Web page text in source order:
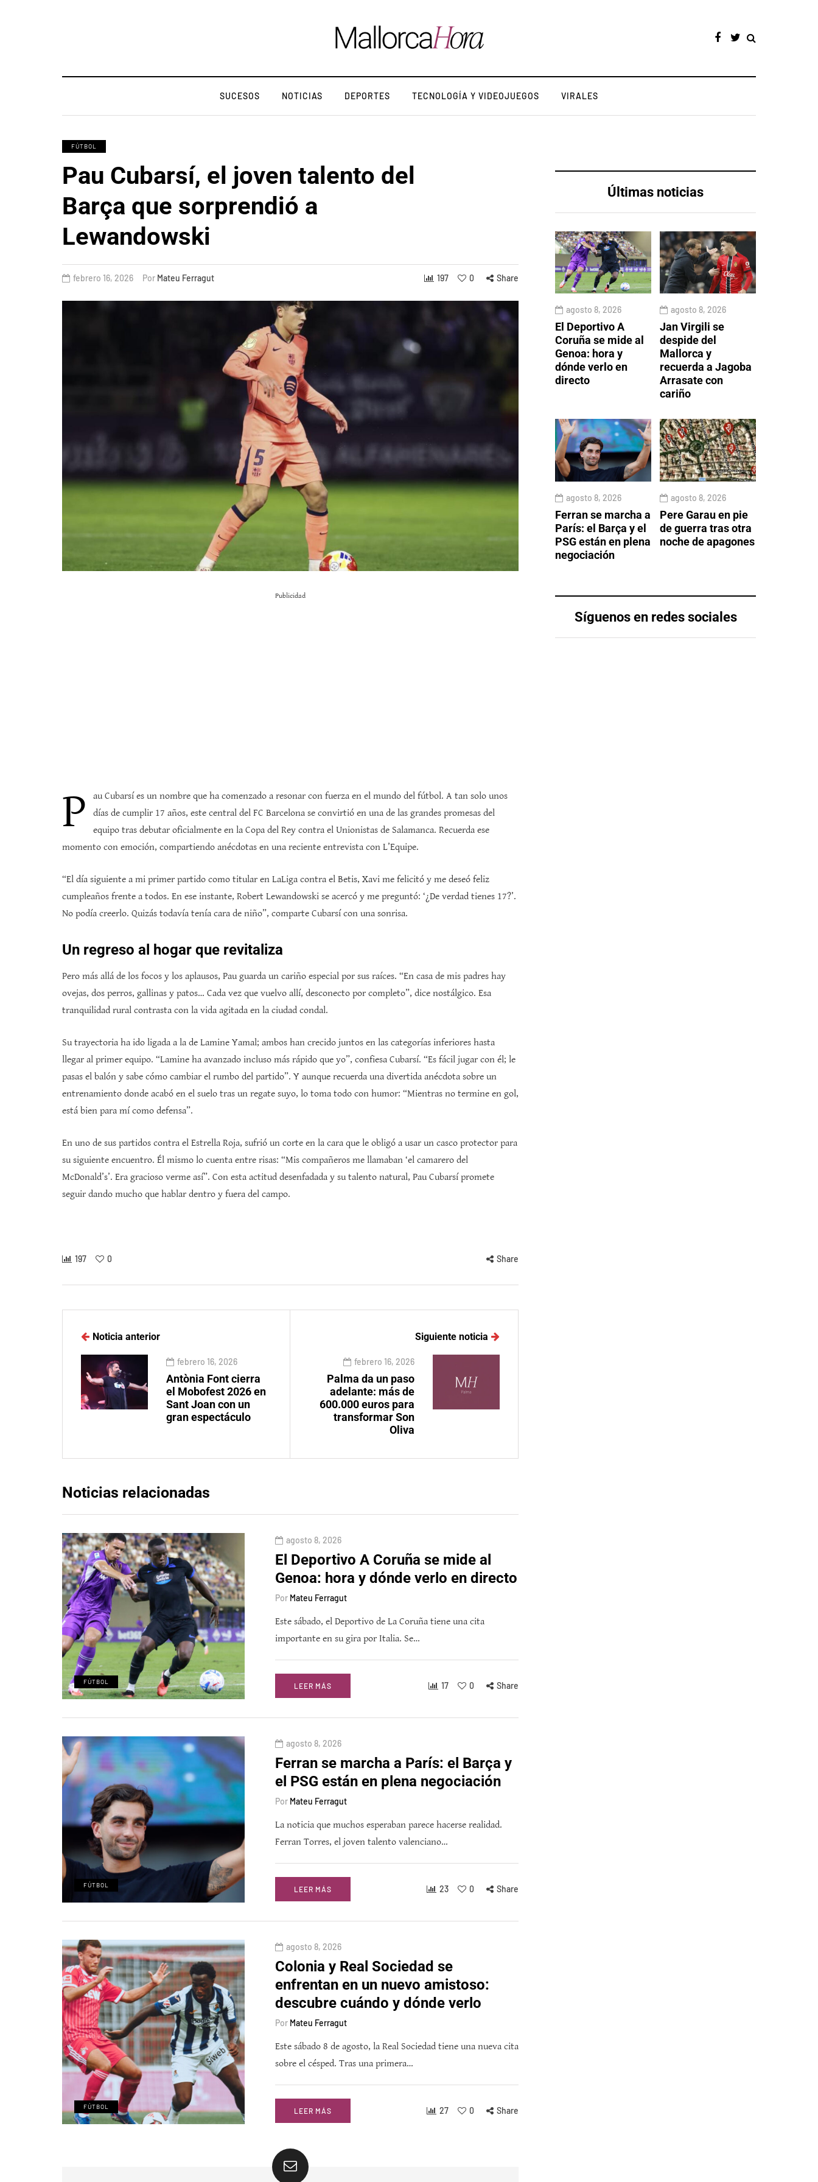
SUCESOS NOTICIAS DEPORTES TECNOLOGÍA Y VIDEOJUEGOS VIRALES
FÚTBOL
Pau Cubarsí, el joven talento del
Barça que sorprendió a
Lewandowski
febrero 16, 2026 Por Mateu Ferragut 197 0 Share
Publicidad
P
au Cubarsí es un nombre que ha comenzado a resonar con fuerza en el mundo del fútbol. A tan solo unos
días de cumplir 17 años, este central del FC Barcelona se convirtió en una de las grandes promesas del
equipo tras debutar oficialmente en la Copa del Rey contra el Unionistas de Salamanca. Recuerda ese
momento con emoción, compartiendo anécdotas en una reciente entrevista con L’Equipe.
“El día siguiente a mi primer partido como titular en LaLiga contra el Betis, Xavi me felicitó y me deseó feliz
cumpleaños frente a todos. En ese instante, Robert Lewandowski se acercó y me preguntó: ‘¿De verdad tienes 17?’.
No podía creerlo. Quizás todavía tenía cara de niño”, comparte Cubarsí con una sonrisa.
Un regreso al hogar que revitaliza
Pero más allá de los focos y los aplausos, Pau guarda un cariño especial por sus raíces. “En casa de mis padres hay
ovejas, dos perros, gallinas y patos… Cada vez que vuelvo allí, desconecto por completo”, dice nostálgico. Esa
tranquilidad rural contrasta con la vida agitada en la ciudad condal.
Su trayectoria ha ido ligada a la de Lamine Yamal; ambos han crecido juntos en las categorías inferiores hasta
llegar al primer equipo. “Lamine ha avanzado incluso más rápido que yo”, confiesa Cubarsí. “Es fácil jugar con él; le
pasas el balón y sabe cómo cambiar el rumbo del partido”. Y aunque recuerda una divertida anécdota sobre un
entrenamiento donde acabó en el suelo tras un regate suyo, lo toma todo con humor: “Mientras no termine en gol,
está bien para mí como defensa”.
En uno de sus partidos contra el Estrella Roja, sufrió un corte en la cara que le obligó a usar un casco protector para
su siguiente encuentro. Él mismo lo cuenta entre risas: “Mis compañeros me llamaban ‘el camarero del
McDonald’s’. Era gracioso verme así”. Con esta actitud desenfadada y su talento natural, Pau Cubarsí promete
seguir dando mucho que hablar dentro y fuera del campo.
197 0 Share
Últimas noticias
agosto 8, 2026
El Deportivo A
Coruña se mide al
Genoa: hora y
dónde verlo en
directo
agosto 8, 2026
Jan Virgili se
despide del
Mallorca y
recuerda a Jagoba
Arrasate con
cariño
agosto 8, 2026
Ferran se marcha a
París: el Barça y el
PSG están en plena
negociación
agosto 8, 2026
Pere Garau en pie
de guerra tras otra
noche de apagones
Síguenos en redes sociales
Noticia anterior
febrero 16, 2026
Antònia Font cierra
el Mobofest 2026 en
Sant Joan con un
gran espectáculo
Siguiente noticia
febrero 16, 2026
Palma da un paso
adelante: más de
600.000 euros para
transformar Son
Oliva
Noticias relacionadas
FÚTBOL
agosto 8, 2026
El Deportivo A Coruña se mide al
Genoa: hora y dónde verlo en directo
Por Mateu Ferragut
Este sábado, el Deportivo de La Coruña tiene una cita
importante en su gira por Italia. Se…
LEER MÁS 17 0 Share
FÚTBOL
agosto 8, 2026
Ferran se marcha a París: el Barça y
el PSG están en plena negociación
Por Mateu Ferragut
La noticia que muchos esperaban parece hacerse realidad.
Ferran Torres, el joven talento valenciano…
LEER MÁS 23 0 Share
FÚTBOL
agosto 8, 2026
Colonia y Real Sociedad se
enfrentan en un nuevo amistoso:
descubre cuándo y dónde verlo
Por Mateu Ferragut
Este sábado 8 de agosto, la Real Sociedad tiene una nueva cita
sobre el césped. Tras una primera…
LEER MÁS 27 0 Share